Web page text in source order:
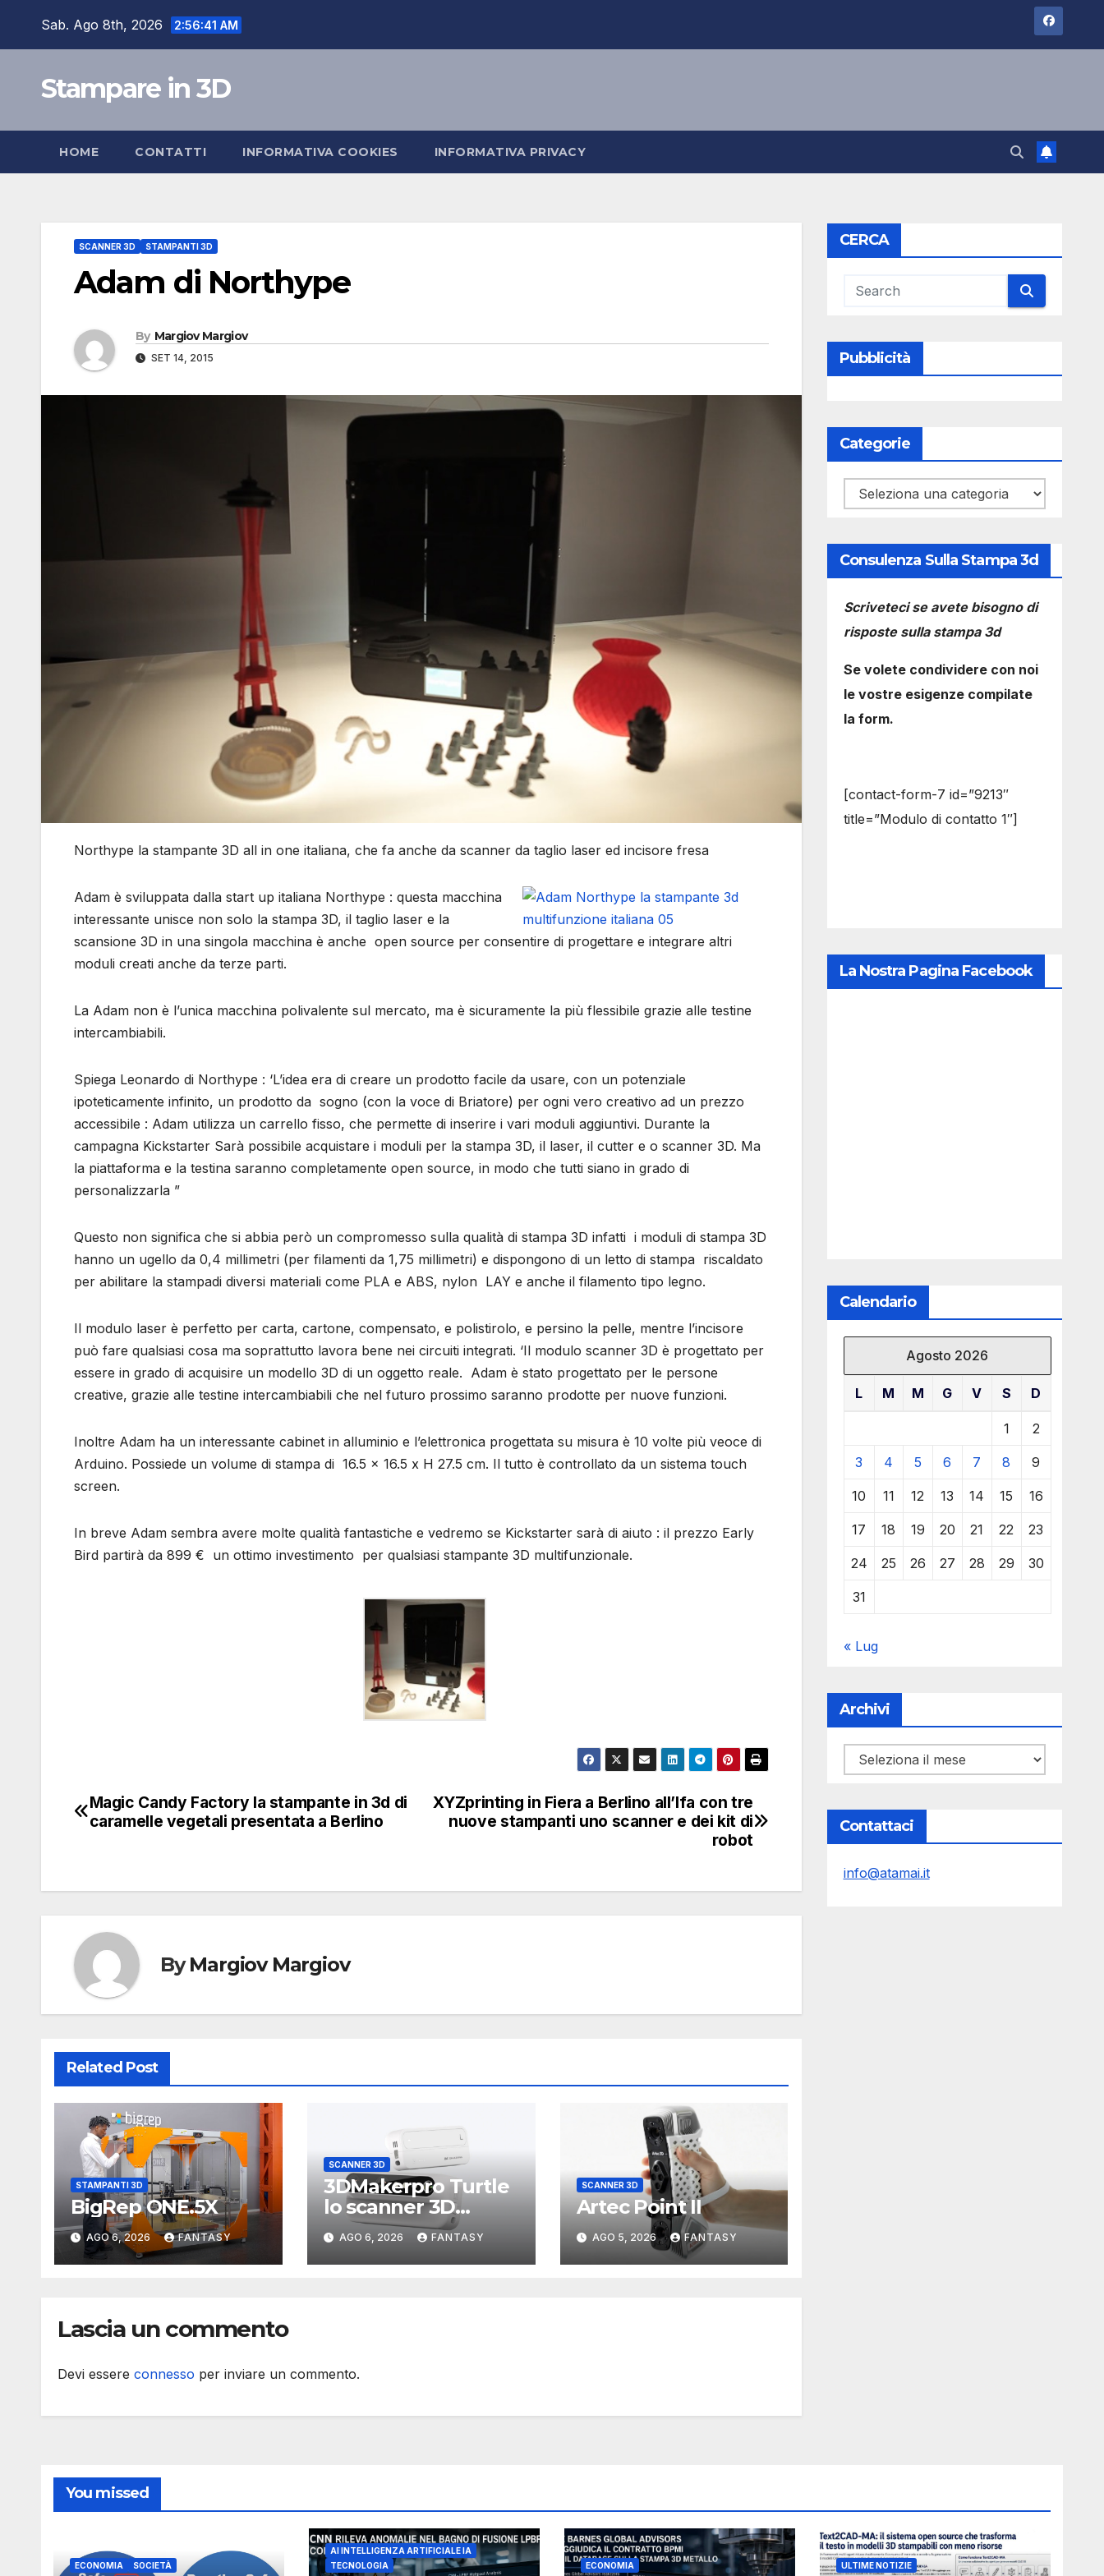
Sab. Ago 8th, 2026 2:56:42 AM
Stampare in 3D
HOME CONTATTI INFORMATIVA COOKIES INFORMATIVA PRIVACY
SCANNER 3D STAMPANTI 3D
Adam di Northype
By Margiov Margiov
SET 14, 2015
Northype la stampante 3D all in one italiana, che fa anche da scanner da taglio laser ed incisore fresa
Adam è sviluppata dalla start up italiana Northype : questa macchina
interessante unisce non solo la stampa 3D, il taglio laser e la
scansione 3D in una singola macchina è anche open source per consentire di progettare e integrare altri
moduli creati anche da terze parti.
La Adam non è l’unica macchina polivalente sul mercato, ma è sicuramente la più flessibile grazie alle testine
intercambiabili.
Spiega Leonardo di Northype : ‘L’idea era di creare un prodotto facile da usare, con un potenziale
ipoteticamente infinito, un prodotto da sogno (con la voce di Briatore) per ogni vero creativo ad un prezzo
accessibile : Adam utilizza un carrello fisso, che permette di inserire i vari moduli aggiuntivi. Durante la
campagna Kickstarter Sarà possibile acquistare i moduli per la stampa 3D, il laser, il cutter e o scanner 3D. Ma
la piattaforma e la testina saranno completamente open source, in modo che tutti siano in grado di
personalizzarla ”
Questo non significa che si abbia però un compromesso sulla qualità di stampa 3D infatti i moduli di stampa 3D
hanno un ugello da 0,4 millimetri (per filamenti da 1,75 millimetri) e dispongono di un letto di stampa riscaldato
per abilitare la stampadi diversi materiali come PLA e ABS, nylon LAY e anche il filamento tipo legno.
Il modulo laser è perfetto per carta, cartone, compensato, e polistirolo, e persino la pelle, mentre l’incisore
può fare qualsiasi cosa ma soprattutto lavora bene nei circuiti integrati. ‘Il modulo scanner 3D è progettato per
essere in grado di acquisire un modello 3D di un oggetto reale. Adam è stato progettato per le persone
creative, grazie alle testine intercambiabili che nel futuro prossimo saranno prodotte per nuove funzioni.
Inoltre Adam ha un interessante cabinet in alluminio e l’elettronica progettata su misura è 10 volte più veoce di
Arduino. Possiede un volume di stampa di 16.5 x 16.5 x H 27.5 cm. Il tutto è controllato da un sistema touch
screen.
In breve Adam sembra avere molte qualità fantastiche e vedremo se Kickstarter sarà di aiuto : il prezzo Early
Bird partirà da 899 € un ottimo investimento per qualsiasi stampante 3D multifunzionale.
Navigazione
XYZprinting in Fiera a Berlino all’Ifa con tre
nuove stampanti uno scanner e dei kit di
robot
Magic Candy Factory la stampante in 3d di
caramelle vegetali presentata a Berlino
ByMargiov Margiov
Related Post
STAMPANTI 3D
BigRep ONE.5X
AGO 6, 2026 FANTASY
SCANNER 3D
3DMakerpro Turtle
lo scanner 3D
modulare con tre
testine
intercambiabili
AGO 6, 2026 FANTASY
SCANNER 3D
Artec Point II
AGO 5, 2026 FANTASY
Lascia un commento
Devi essere connesso per inviare un commento.
CERCA
Pubblicità
Categorie
Categorie
Consulenza Sulla Stampa 3d
Scriveteci se avete bisogno di
risposte sulla stampa 3d
Se volete condividere con noi
le vostre esigenze compilate
la form.
[contact-form-7 id=”9213″
title=”Modulo di contatto 1″]
La Nostra Pagina Facebook
Calendario
Agosto 2026
L M M G V S D
1 2
3 4 5 6 7 8 9
10 11 12 13 14 15 16
17 18 19 20 21 22 23
24 25 26 27 28 29 30
31
« Lug
Archivi
Archivi
Contattaci
info@atamai.it
You missed
ECONOMIA SOCIETÀ
AI INTELLIGENZA ARTIFICIALE IA
TECNOLOGIA
ECONOMIA ULTIME NOTIZIE